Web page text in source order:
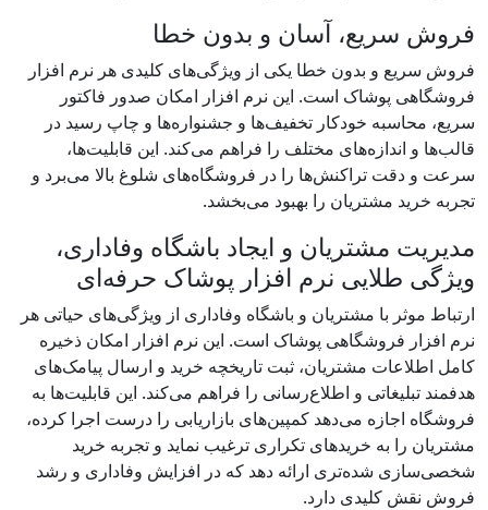
فروش سریع، آسان و بدون خطا
فروش سریع و بدون خطا یکی از ویژگی‌های کلیدی هر نرم افزار
فروشگاهی پوشاک است. این نرم افزار امکان صدور فاکتور
سریع، محاسبه خودکار تخفیف‌ها و جشنواره‌ها و چاپ رسید در
قالب‌ها و اندازه‌های مختلف را فراهم می‌کند. این قابلیت‌ها،
سرعت و دقت تراکنش‌ها را در فروشگاه‌های شلوغ بالا می‌برد و
تجربه خرید مشتریان را بهبود می‌بخشد.
مدیریت مشتریان و ایجاد باشگاه وفاداری،
ویژگی طلایی نرم افزار پوشاک حرفه‌ای
ارتباط موثر با مشتریان و باشگاه وفاداری از ویژگی‌های حیاتی هر
نرم افزار فروشگاهی پوشاک است. این نرم افزار امکان ذخیره
کامل اطلاعات مشتریان، ثبت تاریخچه خرید و ارسال پیامک‌های
هدفمند تبلیغاتی و اطلاع‌رسانی را فراهم می‌کند. این قابلیت‌ها به
فروشگاه اجازه می‌دهد کمپین‌های بازاریابی را درست اجرا کرده،
مشتریان را به خریدهای تکراری ترغیب نماید و تجربه خرید
شخصی‌سازی ‌شده‌تری ارائه دهد که در افزایش وفاداری و رشد
فروش نقش کلیدی دارد.